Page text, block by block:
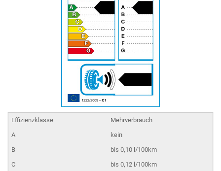
Mehrverbrauch
kein
bis 0,10 l/100km
bis 0,12 l/100km